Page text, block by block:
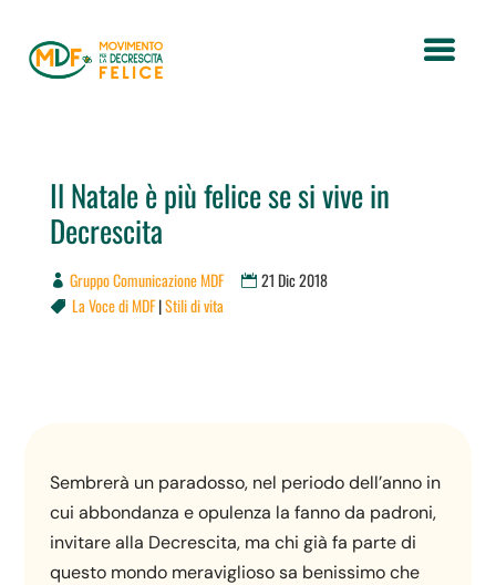
Il Natale è più felice se si vive in
Decrescita
Gruppo Comunicazione MDF 21 Dic 2018
 La Voce di MDF|Stili di vita
Sembrerà un paradosso, nel periodo dell’anno in
cui abbondanza e opulenza la fanno da padroni,
invitare alla Decrescita, ma chi già fa parte di
questo mondo meraviglioso sa benissimo che